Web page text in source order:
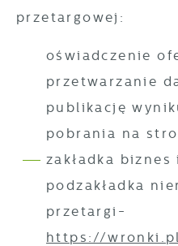
przetargowej:
oświadczenie
przetwarzanie
publikację
pobrania na
zakładka
podzakładka
przetargi-
https://